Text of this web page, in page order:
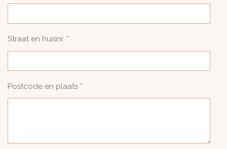
Straat en huisnr. *
Postcode en plaats *